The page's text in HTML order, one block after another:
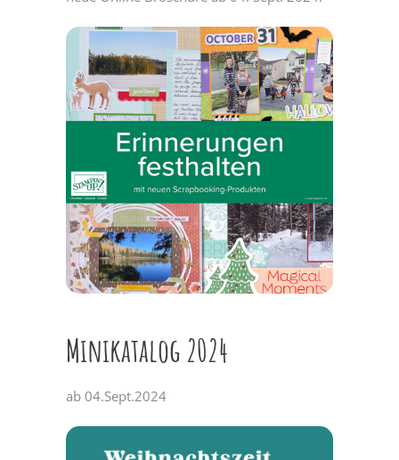
Minikatalog 2024
ab 04.Sept.2024